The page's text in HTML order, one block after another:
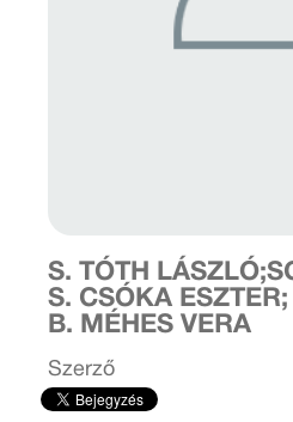
S. TÓTH
S. CSÓKA
B. MÉHES VERA
Szerző